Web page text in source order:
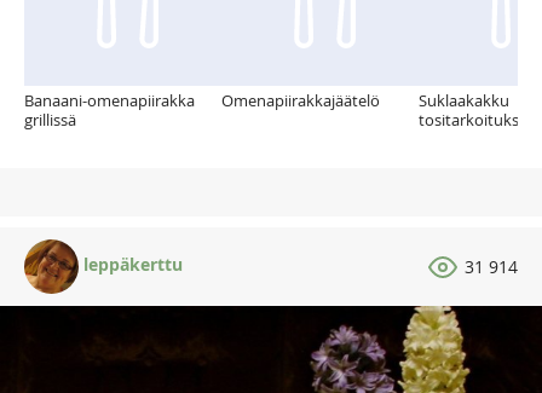
Banaani-omenapiirakka
grillissä
Omenapiirakkajäätelö
Suklaakakku
tositarkoituksella
leppäkerttu 31 914